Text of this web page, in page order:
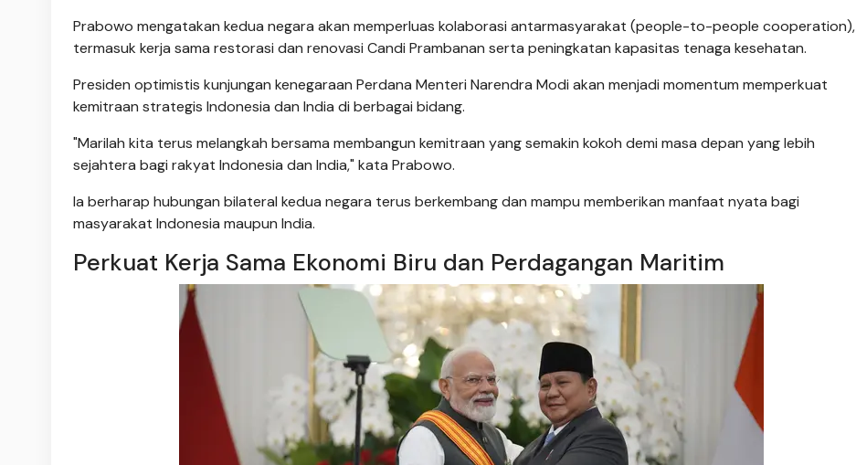
Prabowo mengatakan kedua negara akan memperluas kolaborasi antarmasyarakat (people-to-people cooperation),
termasuk kerja sama restorasi dan renovasi Candi Prambanan serta peningkatan kapasitas tenaga kesehatan.
Presiden optimistis kunjungan kenegaraan Perdana Menteri Narendra Modi akan menjadi momentum memperkuat
kemitraan strategis Indonesia dan India di berbagai bidang.
"Marilah kita terus melangkah bersama membangun kemitraan yang semakin kokoh demi masa depan yang lebih
sejahtera bagi rakyat Indonesia dan India," kata Prabowo.
Ia berharap hubungan bilateral kedua negara terus berkembang dan mampu memberikan manfaat nyata bagi
masyarakat Indonesia maupun India.
Perkuat Kerja Sama Ekonomi Biru dan Perdagangan Maritim